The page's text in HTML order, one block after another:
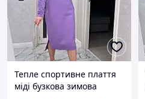
Тепле спортивне плаття
міді бузкова зимова